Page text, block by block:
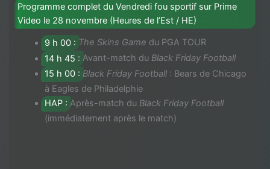
Programme complet du Vendredi fou sportif sur Prime
Video le 28 novembre (Heures de l’Est / HE)
9 h 00 : The Skins Game du PGA TOUR
14 h 45 : Avant-match du Black Friday Football
15 h 00 : Black Friday Football: Bears de Chicago
à Eagles de Philadelphie
HAP : Après-match du Black Friday Football
(immédiatement après le match)